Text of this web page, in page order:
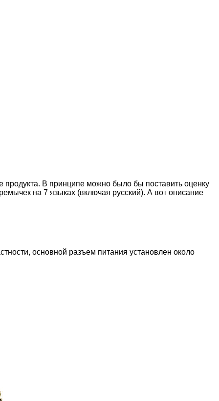
продукта. В принципе можно было бы поставить оценку
на 7 языках (включая русский). А вот описание
основной разъем питания установлен около